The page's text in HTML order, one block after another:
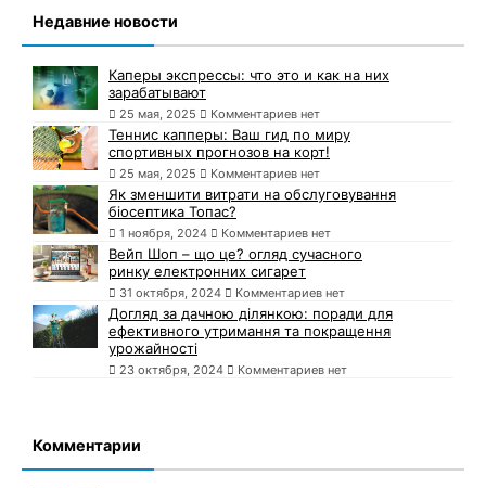
Недавние новости
Каперы экспрессы: что это и как на них
зарабатывают
25 мая, 2025 Комментариев нет
Теннис капперы: Ваш гид по миру
спортивных прогнозов на корт!
25 мая, 2025 Комментариев нет
Як зменшити витрати на обслуговування
біосептика Топас?
1 ноября, 2024 Комментариев нет
Вейп Шоп – що це? огляд сучасного
ринку електронних сигарет
31 октября, 2024 Комментариев нет
Догляд за дачною ділянкою: поради для
ефективного утримання та покращення
урожайності
23 октября, 2024 Комментариев нет
Комментарии